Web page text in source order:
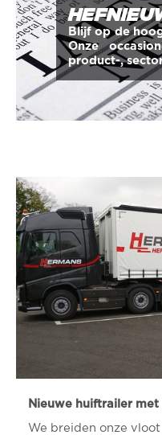
Blijf op de
Onze
product-,
Nieuwe huiftrailer
We breiden onze